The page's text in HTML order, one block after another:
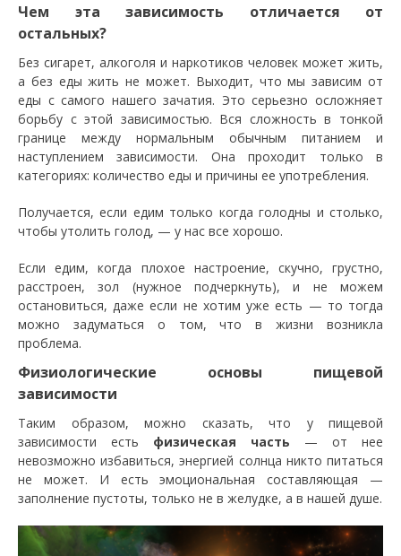
Чем эта зависимость отличается от
остальных?
Без сигарет, алкоголя и наркотиков человек может жить,
а без еды жить не может. Выходит, что мы зависим от
еды с самого нашего зачатия. Это серьезно осложняет
борьбу с этой зависимостью. Вся сложность в тонкой
границе между нормальным обычным питанием и
наступлением зависимости. Она проходит только в
категориях: количество еды и причины ее употребления.
Получается, если едим только когда голодны и столько,
чтобы утолить голод, — у нас все хорошо.
Если едим, когда плохое настроение, скучно, грустно,
расстроен, зол (нужное подчеркнуть), и не можем
остановиться, даже если не хотим уже есть — то тогда
можно задуматься о том, что в жизни возникла
проблема.
Физиологические основы пищевой
зависимости
Таким образом, можно сказать, что у пищевой
зависимости есть физическая часть — от нее
невозможно избавиться, энергией солнца никто питаться
не может. И есть эмоциональная составляющая —
заполнение пустоты, только не в желудке, а в нашей душе.